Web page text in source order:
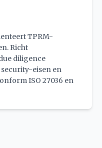
TPRM-
Richt
diligence
eisen en
ISO 27036 en